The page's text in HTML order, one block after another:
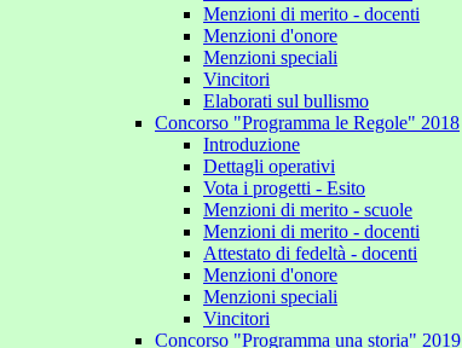
Menzioni di merito - docenti
Menzioni d'onore
Menzioni speciali
Vincitori
Elaborati sul bullismo
Concorso "Programma le Regole" 2018
Introduzione
Dettagli operativi
Vota i progetti - Esito
Menzioni di merito - scuole
Menzioni di merito - docenti
Attestato di fedeltà - docenti
Menzioni d'onore
Menzioni speciali
Vincitori
Concorso "Programma una storia" 2019